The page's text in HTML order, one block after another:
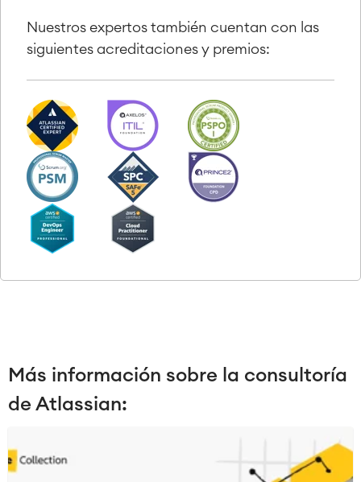
Nuestros expertos también cuentan con las
siguientes acreditaciones y premios:
Más información sobre la consultoría
de Atlassian: